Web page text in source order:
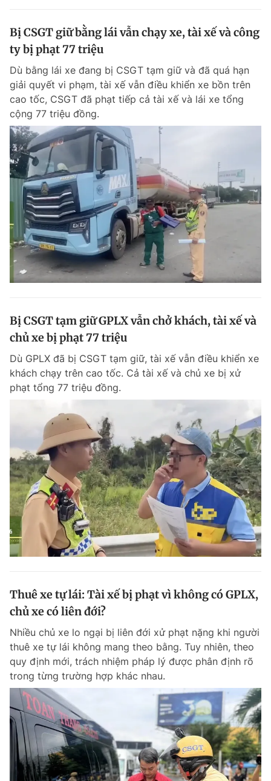
Phó tổng biên tập: Lâm Hiếu Dũng
Phó tổng biên tập: Trần Việt Hưng
Tổng thư ký tòa soạn: Đức Trung
Giấy phép xuất bản số 110/GP - BTTTT cấp ngày 24.3.2020
© 2003-2026 Bản quyền thuộc về Báo Thanh Niên. Cấm sao chép
dưới mọi hình thức nếu không có sự chấp thuận bằng văn bản.
Phát triển bởi ePi Technologies, JSC.
Bị CSGT giữ bằng lái vẫn chạy xe, tài xế và công
ty bị phạt 77 triệu
Dù bằng lái xe đang bị CSGT tạm giữ và đã quá hạn
giải quyết vi phạm, tài xế vẫn điều khiển xe bồn trên
cao tốc, CSGT đã phạt tiếp cả tài xế và lái xe tổng
cộng 77 triệu đồng.
Bị CSGT tạm giữ GPLX vẫn chở khách, tài xế và
chủ xe bị phạt 77 triệu
Dù GPLX đã bị CSGT tạm giữ, tài xế vẫn điều khiển xe
khách chạy trên cao tốc. Cả tài xế và chủ xe bị xử
phạt tổng 77 triệu đồng.
Thuê xe tự lái: Tài xế bị phạt vì không có GPLX,
chủ xe có liên đới?
Nhiều chủ xe lo ngại bị liên đới xử phạt nặng khi người
thuê xe tự lái không mang theo bằng. Tuy nhiên, theo
quy định mới, trách nhiệm pháp lý được phân định rõ
trong từng trường hợp khác nhau.